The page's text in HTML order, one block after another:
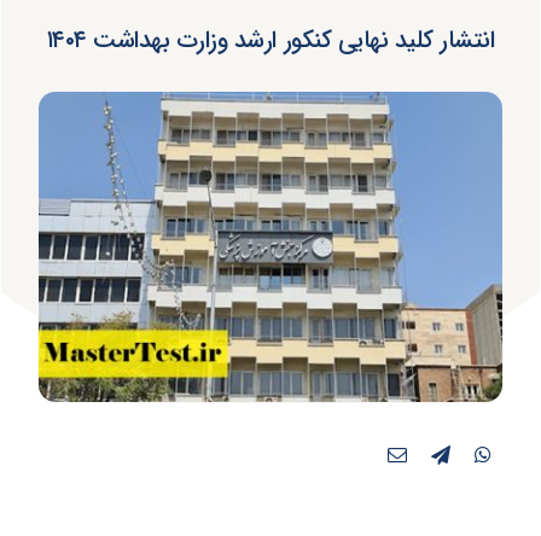
انتشار کلید نهایی کنکور ارشد وزارت بهداشت ۱۴۰۴